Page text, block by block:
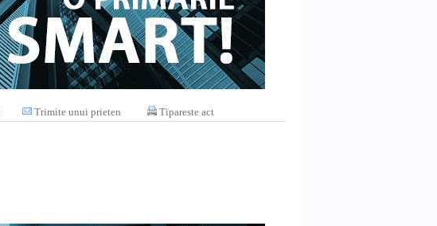
Trimite unui prieten Tipareste act